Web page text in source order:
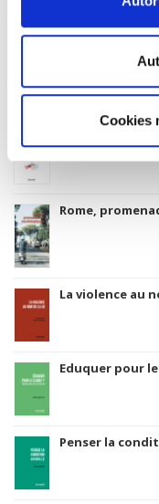
Cookies
Code Identifiant de
Classification
Rome,
La violence au
Eduquer pour
Penser la